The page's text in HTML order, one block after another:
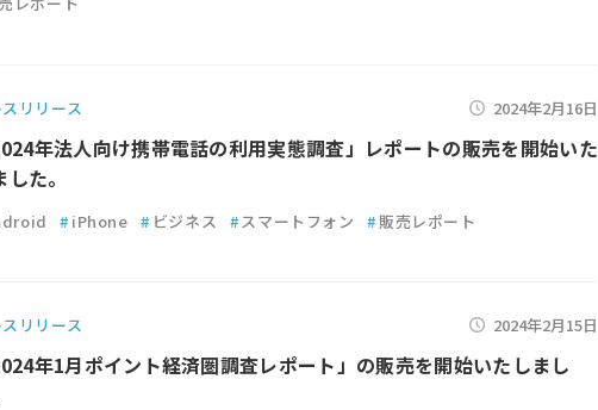
リリース 2024年2月16日
年法人向け携帯電話の利用実態調査」レポートの販売を開始いた
した。
# iPhone # ビジネス #スマートフォン # 販売レポート
リリース 2024年2月15日
年1月ポイント経済圏調査レポート」の販売を開始いたしまし